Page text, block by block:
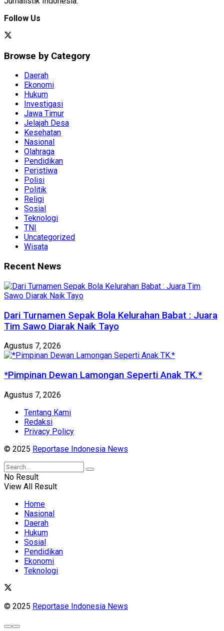
Follow Us
Browse by Category
Daerah
Ekonomi
Hukum
Investigasi
Jawa Timur
Jelajah Desa
Kesehatan
Nasional
Olahraga
Pendidikan
Peristiwa
Polisi
Politik
Religi
Sosial
Teknologi
TNI
Uncategorized
Wisata
Recent News
Dari Turnamen Sepak Bola Kelurahan Babat : Juara
Tim Sawo Diarak Naik Tayo
Agustus 7, 2026
*Pimpinan Dewan Lamongan Seperti Anak TK.*
Agustus 7, 2026
Tentang Kami
Redaksi
Privacy Policy
© 2025 Reportase Indonesia News
No Result
View All Result
Home
Nasional
Daerah
Hukum
Sosial
Pendidikan
Ekonomi
Teknologi
© 2025 Reportase Indonesia News